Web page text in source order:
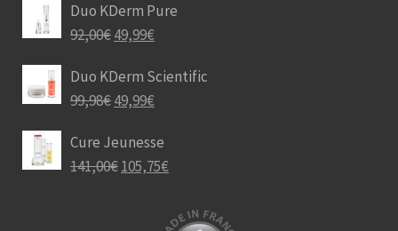
Duo KDerm Pure
92,00€49,99€
Duo KDerm Scientific
99,98€49,99€
Cure Jeunesse
141,00€105,75€